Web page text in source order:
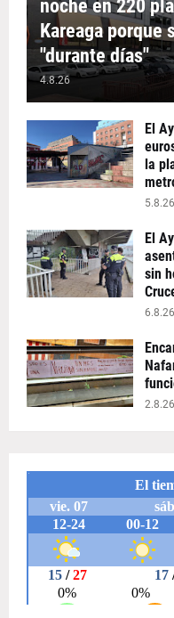
noche en 220
Kareaga porque
"durante días"
4.8.26
El
la
5.8.26
El
sin
6.8.26
2.8.26